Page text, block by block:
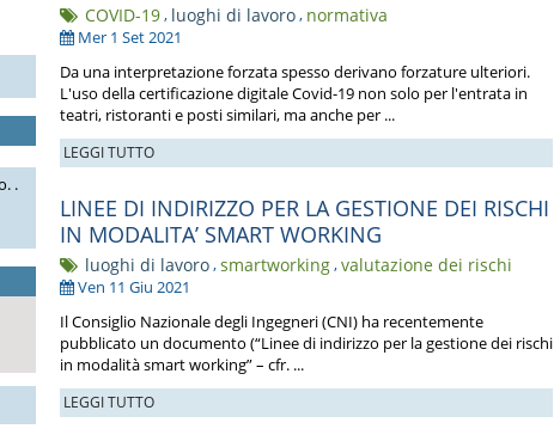
.
COVID-19, luoghi di lavoro, normativa
Mer 1 Set 2021
Da una interpretazione forzata spesso derivano forzature ulteriori.
L'uso della certificazione digitale Covid-19 non solo per l'entrata in
teatri, ristoranti e posti similari, ma anche per ...
LEGGI TUTTO
LINEE DI INDIRIZZO PER LA GESTIONE DEI RISCHI
IN MODALITA’ SMART WORKING
luoghi di lavoro,smartworking,valutazione dei rischi
Ven 11 Giu 2021
Il Consiglio Nazionale degli Ingegneri (CNI) ha recentemente
pubblicato un documento (“Linee di indirizzo per la gestione dei rischi
in modalità smart working” – cfr. ...
LEGGI TUTTO